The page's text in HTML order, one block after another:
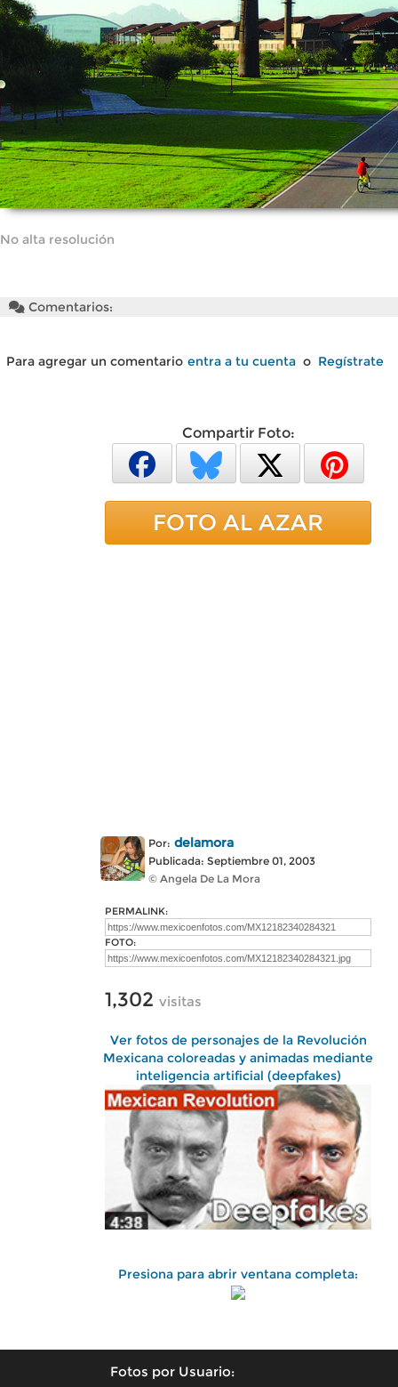
No alta resolución
Comentarios:
Para agregar un comentario entra a tu cuenta o Regístrate
Compartir Foto:
FOTO AL AZAR
Por: delamora
Publicada: Septiembre 01, 2003
© Angela De La Mora
PERMALINK:
FOTO:
1,302 visitas
Ver fotos de personajes de la Revolución
Mexicana coloreadas y animadas mediante
inteligencia artificial (deepfakes)
Presiona para abrir ventana completa:
Fotos por Usuario: